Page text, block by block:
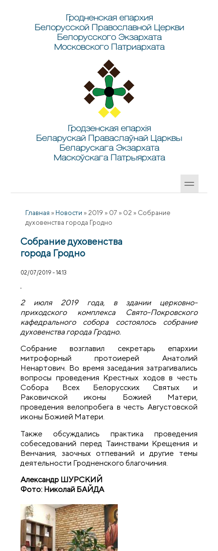
Гродненская епархия
Белорусской Православной Церкви
Белорусского Экзархата
Московского Патриархата
Гродзенская епархія
Беларускай Праваслаўнай Царквы
Беларускага Экзархата
Маскоўскага Патрыярхата
Главная » Новости » 2019 » 07 » 02 » Собрание
духовенства города Гродно
Собрание духовенства
города Гродно
02/07/2019 - 14:13
2 июля 2019 года, в здании церковно-
приходского комплекса Свято-Покровского
кафедрального собора состоялось собрание
духовенства города Гродно.
Собрание возглавил секретарь епархии
митрофорный протоиерей Анатолий
Ненартович. Во время заседания затрагивались
вопросы проведения Крестных ходов в честь
Собора Всех Белорусских Святых и
Раковичской иконы Божией Матери,
проведения велопробега в честь Августовской
иконы Божией Матери.
Также обсуждались практика проведения
собеседований перед Таинствами Крещения и
Венчания, заочных отпеваний и другие темы
деятельности Гродненского благочиния.
Александр ШУРСКИЙ
Фото: Николай БАЙДА